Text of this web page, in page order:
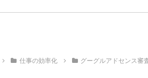
仕事の効率化 グーグルアドセンス審